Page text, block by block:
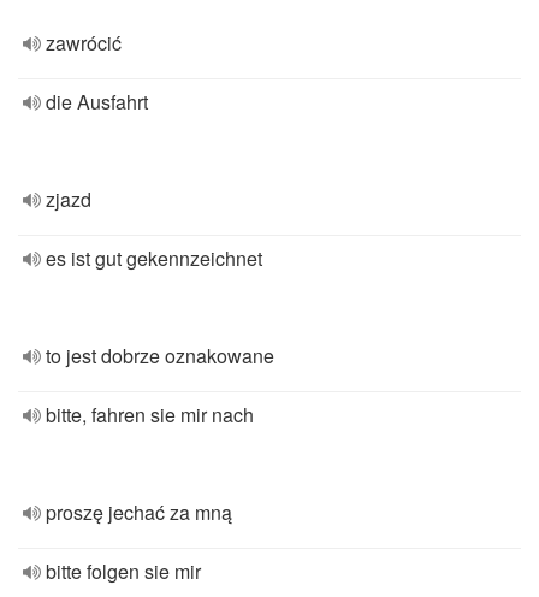
zawrócić
die Ausfahrt
zjazd
es ist gut gekennzeichnet
to jest dobrze oznakowane
bitte, fahren sie mir nach
proszę jechać za mną
bitte folgen sie mir